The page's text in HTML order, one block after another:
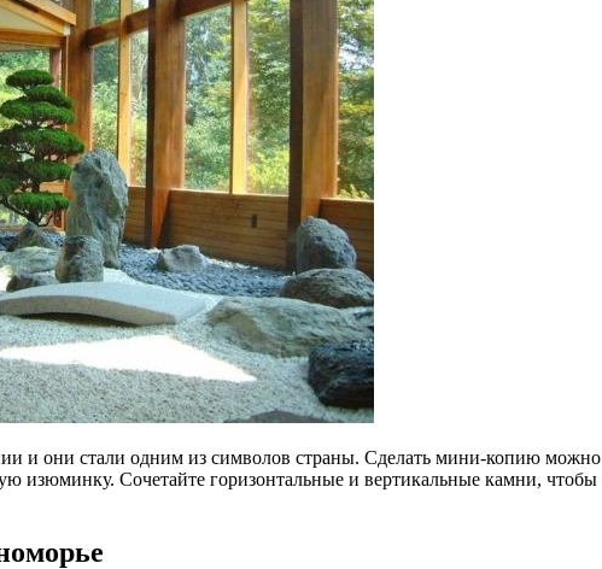
и они стали одним из символов страны. Сделать мини-копию
изюминку. Сочетайте горизонтальные и вертикальные камни,